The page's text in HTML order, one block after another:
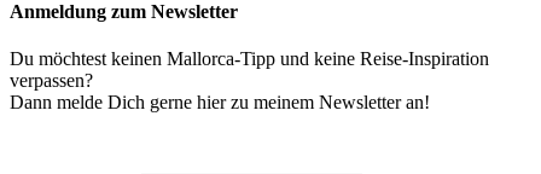
Anmeldung zum Newsletter
Du möchtest keinen Mallorca-Tipp und keine Reise-Inspiration
verpassen?
Dann melde Dich gerne hier zu meinem Newsletter an!